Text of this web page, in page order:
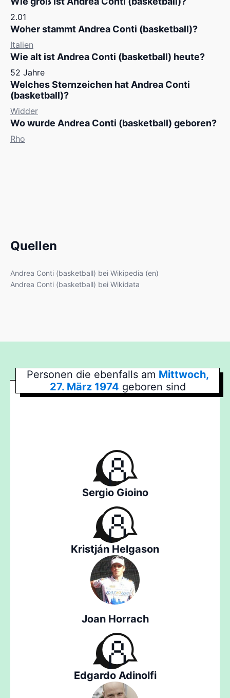
2.01
Woher stammt Andrea Conti (basketball)?
Italien
Wie alt ist Andrea Conti (basketball) heute?
52 Jahre
Welches Sternzeichen hat Andrea Conti
(basketball)?
Widder
Wo wurde Andrea Conti (basketball) geboren?
Rho
Quellen
Andrea Conti (basketball) bei Wikipedia (en)
Andrea Conti (basketball) bei Wikidata
Personen die ebenfalls am Mittwoch,
27. März 1974 geboren sind
Sergio Gioino
Kristján Helgason
Joan Horrach
Edgardo Adinolfi